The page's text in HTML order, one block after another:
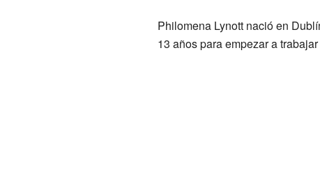
Philomena Lynott nació en
13 años para empezar a